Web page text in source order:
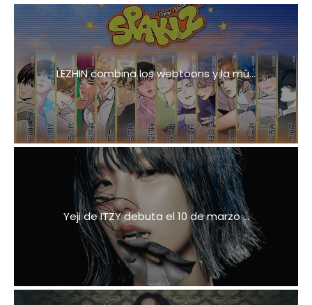
LEZHIN combina los webtoons y la mú...
Yeji de ITZY debuta el 10 de marzo ...